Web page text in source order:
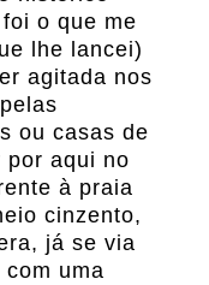
o que me
lhe lancei)
agitada nos
ou casas de
por aqui no
à praia
cinzento,
já se via
uma